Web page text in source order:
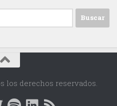
los derechos reservados.